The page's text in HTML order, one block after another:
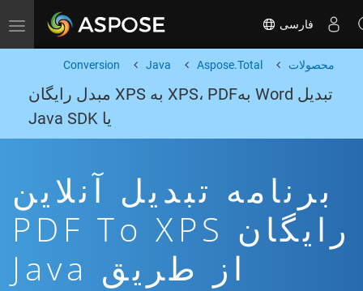
Toggle navigation فارسی
محصولات Aspose.Total
Java
Conversion
تبدیل Word بهXPS، PDF به XPS مبدل رایگان
یا Java SDK
برنامه تبدیل آنلاین
رایگان PDF To XPS
از طریق Java